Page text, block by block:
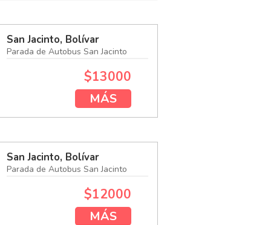
San Jacinto, Bolívar
Parada de Autobus San Jacinto
$13000
MÁS
San Jacinto, Bolívar
Parada de Autobus San Jacinto
$12000
MÁS